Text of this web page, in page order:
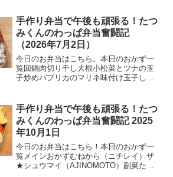
り、朝から日差しがなかなかきつくなっ
てきた。通勤時間を使っ...
手作り弁当で午後も頑張る！たつ
みくんのわっぱ弁当奮闘記
（2026年7月2日）
今日のお弁当はこちら。本日のおかず一
覧回鍋肉切り干し大根小松菜とツナの玉
子炒めパプリカのマリネ味付け玉子しそ
くとびしょ濡れになってしまうので、素
直にバスを利用することに...
手作り弁当で午後も頑張る！たつ
みくんのわっぱ弁当奮闘記 2025
年10月1日
今日のお弁当はこちら！本日のおかず一
覧メインおかずむねから（ニチレイ）ザ
★シュウマイ（AJINOMOTO）副菜たち